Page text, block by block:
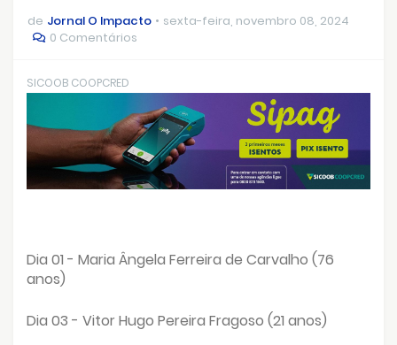
de Jornal O Impacto
sexta-feira, novembro 08, 2024
0 Comentários
SICOOB COOPCRED
Dia 01 - Maria Ângela Ferreira de Carvalho (76
anos)
Dia 03 - Vitor Hugo Pereira Fragoso (21 anos)